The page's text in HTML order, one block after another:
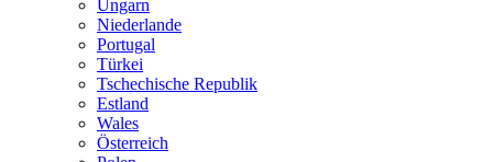
Ungarn
Niederlande
Portugal
Türkei
Tschechische Republik
Estland
Wales
Österreich